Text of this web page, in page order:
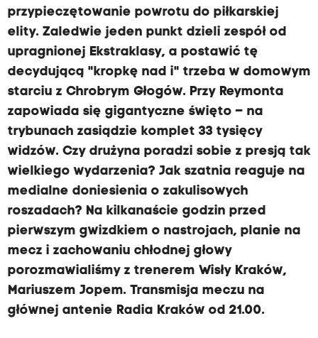
przypieczętowanie powrotu do piłkarskiej
elity. Zaledwie jeden punkt dzieli zespół od
upragnionej Ekstraklasy, a postawić tę
decydującą "kropkę nad i" trzeba w domowym
starciu z Chrobrym Głogów. Przy Reymonta
zapowiada się gigantyczne święto – na
trybunach zasiądzie komplet 33 tysięcy
widzów. Czy drużyna poradzi sobie z presją tak
wielkiego wydarzenia? Jak szatnia reaguje na
medialne doniesienia o zakulisowych
roszadach? Na kilkanaście godzin przed
pierwszym gwizdkiem o nastrojach, planie na
mecz i zachowaniu chłodnej głowy
porozmawialiśmy z trenerem Wisły Kraków,
Mariuszem Jopem. Transmisja meczu na
głównej antenie Radia Kraków od 21.00.